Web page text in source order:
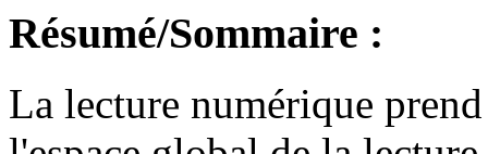
Résumé/Sommaire :
La lecture numérique